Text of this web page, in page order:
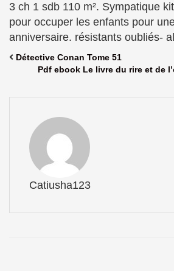
3 ch 1 sdb 110 m². Sympatique
pour occuper les enfants pour
anniversaire. résistants oubliés-
Détective Conan Tome 51
Pdf ebook Le livre du rire et de
Catiusha123